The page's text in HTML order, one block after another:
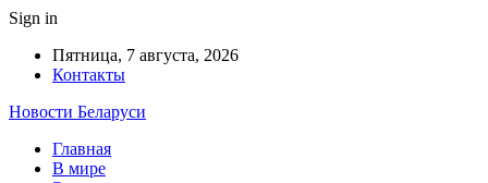
Sign in
Пятница, 7 августа, 2026
Контакты
Новости Беларуси
Главная
В мире